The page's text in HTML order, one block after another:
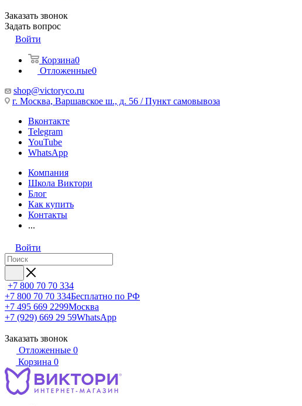
Заказать звонок
Задать вопрос
Войти
Корзина0
Отложенные0
shop@victoryco.ru
г. Москва, Варшавское ш., д. 56 / Пункт самовывоза
Вконтакте
Telegram
YouTube
WhatsApp
Компания
Школа Виктори
Блог
Как купить
Контакты
...
Войти
+7 800 70 70 334
+7 800 70 70 334Бесплатно по РФ
+7 495 669 2299Москва
+7 (929) 669 29 59WhatsApp
Заказать звонок
Отложенные 0
Корзина 0